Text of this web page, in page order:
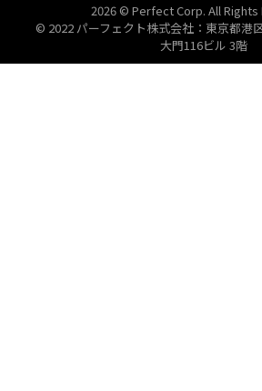
2026 © Perfect Corp. All
© 2022 パーフェクト株式会社：東京都港
大門116ビル 3階